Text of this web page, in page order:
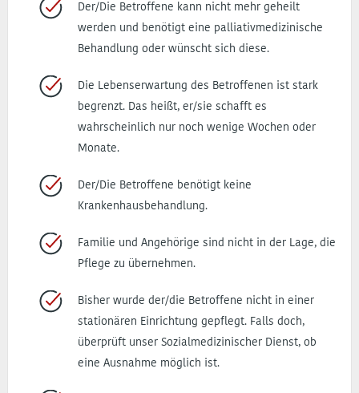
Der/Die Betroffene kann nicht mehr geheilt
werden und benötigt eine palliativmedizinische
Behandlung oder wünscht sich diese.
Die Lebenserwartung des Betroffenen ist stark
begrenzt. Das heißt, er/sie schafft es
wahrscheinlich nur noch wenige Wochen oder
Monate.
Der/Die Betroffene benötigt keine
Krankenhausbehandlung.
Familie und Angehörige sind nicht in der Lage, die
Pflege zu übernehmen.
Bisher wurde der/die Betroffene nicht in einer
stationären Einrichtung gepflegt. Falls doch,
überprüft unser Sozialmedizinischer Dienst, ob
eine Ausnahme möglich ist.